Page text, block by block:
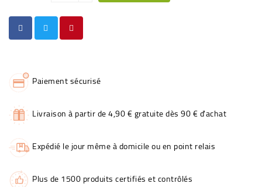
Paiement sécurisé
Livraison à partir de 4,90 € gratuite dès 90 € d'achat
Expédié le jour même à domicile ou en point relais
Plus de 1500 produits certifiés et contrôlés